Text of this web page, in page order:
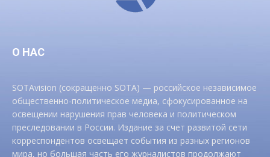
О НАС
SOTAvision (сокращенно SOTA) — российское независимое
общественно-политическое медиа, сфокусированное на
освещении нарушения прав человека и политическом
преследовании в России. Издание за счет развитой сети
корреспондентов освещает события из разных регионов
мира, но большая часть его журналистов продолжают